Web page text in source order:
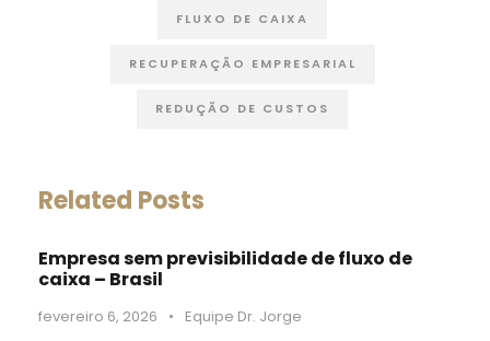
FLUXO DE CAIXA
RECUPERAÇÃO EMPRESARIAL
REDUÇÃO DE CUSTOS
Related Posts
Empresa sem previsibilidade de fluxo de
caixa – Brasil
fevereiro 6, 2026 • Equipe Dr. Jorge